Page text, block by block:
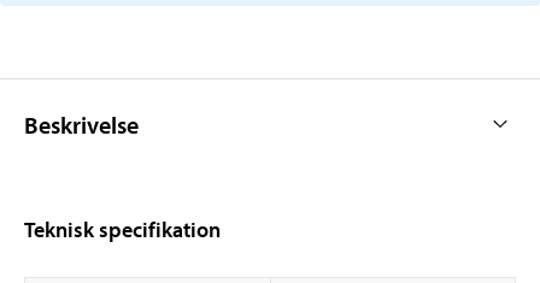
Beskrivelse
Teknisk specifikation